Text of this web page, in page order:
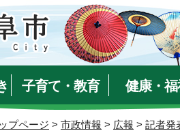
子育て・教育 健康・福
プページ > 市政情報 > 広報 > 記者発